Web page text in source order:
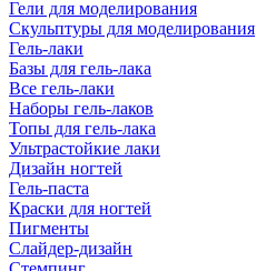
Гели для моделирования
Скульптуры для моделирования
Гель-лаки
Базы для гель-лака
Все гель-лаки
Наборы гель-лаков
Топы для гель-лака
Ультрастойкие лаки
Дизайн ногтей
Гель-паста
Краски для ногтей
Пигменты
Слайдер-дизайн